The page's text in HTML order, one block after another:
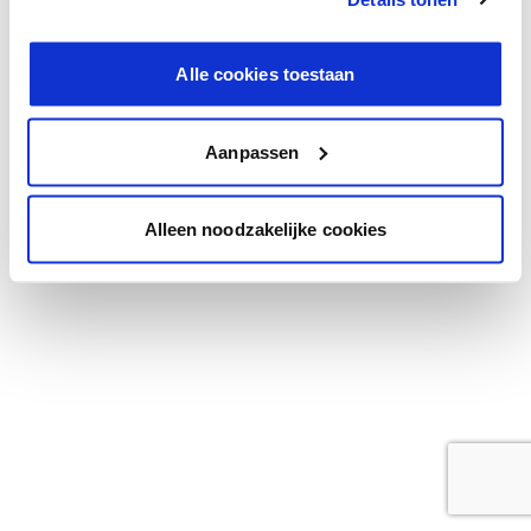
Alle cookies toestaan
Aanpassen
Alleen noodzakelijke cookies
browser console for more information).